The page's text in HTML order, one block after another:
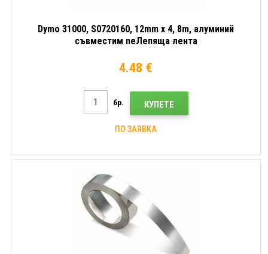
Dymo 31000, S0720160, 12mm x 4, 8m, алуминий
съвместим neЛепяща лента
4.48 €
бр. КУПЕТЕ
ПО ЗАЯВКА